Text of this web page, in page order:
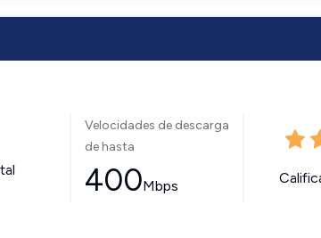
Velocidades de descarga
de hasta
400Mbps